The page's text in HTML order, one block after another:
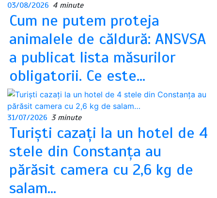
03/08/2026 4 minute
Cum ne putem proteja
animalele de căldură: ANSVSA
a publicat lista măsurilor
obligatorii. Ce este…
31/07/2026 3 minute
Turiști cazați la un hotel de 4
stele din Constanța au
părăsit camera cu 2,6 kg de
salam…